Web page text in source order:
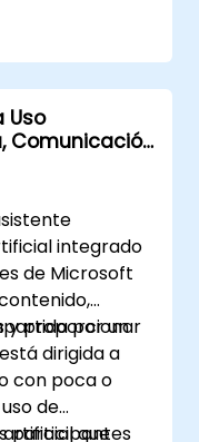
Uso
Comunicación
integrado
de Microsoft
y proporcionar
por un
dirigida a
con poca o
de
que
participantes